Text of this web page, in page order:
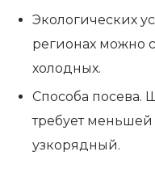
Экологических
регионах можно
холодных.
Способа посева.
требует
узкорядный.